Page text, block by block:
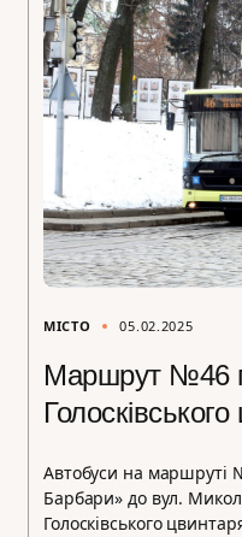
МІСТО 05.02.2025
Маршрут №46
Автобуси на маршруті
Барбари» до вул.
Голосківського